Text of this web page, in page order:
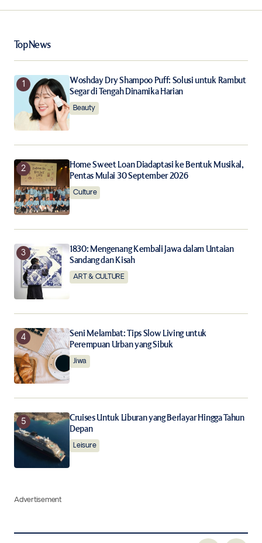
Your Name
Your E-mail *
Save my name, email, and website in this browser for
the next time I comment.
Notify me of follow-up comments by email.
Notify me of new posts by email.
Submit Comment
Top News
Woshday Dry Shampoo Puff: Solusi untuk Rambut
Segar di Tengah Dinamika Harian
Beauty
Home Sweet Loan Diadaptasi ke Bentuk Musikal,
Pentas Mulai 30 September 2026
Culture
1830: Mengenang Kembali Jawa dalam Untaian
Sandang dan Kisah
ART & CULTURE
Seni Melambat: Tips Slow Living untuk
Perempuan Urban yang Sibuk
Jiwa
Cruises Untuk Liburan yang Berlayar Hingga Tahun
Depan
Leisure
Advertisement